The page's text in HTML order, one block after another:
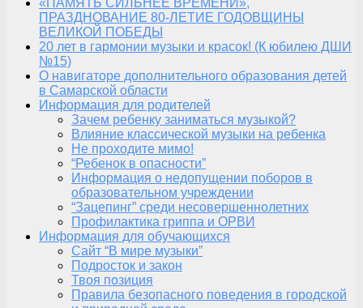
«ПАМЯТЬ СИЛЬНЕЕ ВРЕМЕНИ»,
ПРАЗДНОВАНИЕ 80-ЛЕТИЕ ГОДОВЩИНЫ
ВЕЛИКОЙ ПОБЕДЫ
20 лет в гармонии музыки и красок! (К юбилею ДШИ
№15)
О навигаторе дополнительного образования детей
в Самарской области
Информация для родителей
Зачем ребенку заниматься музыкой?
Влияние классической музыки на ребенка
Не проходите мимо!
“Ребенок в опасности”
Информация о недопущении поборов в
образовательном учреждении
“Зацепинг” среди несовершеннолетних
Профилактика гриппа и ОРВИ
Информация для обучающихся
Сайт “В мире музыки”
Подросток и закон
Твоя позиция
Правила безопасного поведения в городской